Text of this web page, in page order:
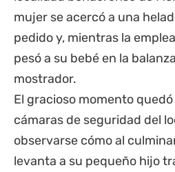
mujer se acercó a una
pedido y, mientras la
pesó a su bebé en la
mostrador.
El gracioso momento
cámaras de seguridad del
observarse cómo al
levanta a su pequeño hijo